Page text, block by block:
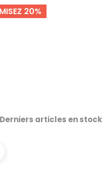
20%
Derniers articles en stock